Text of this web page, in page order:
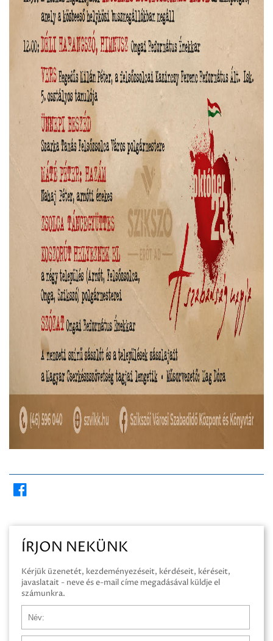
ÍRJON NEKÜNK
Kérjük üzenetét, kezdeményezéseit, kérdéseit, kéréseit,
javaslatait - neve és e-mail címe megadásával küldje el
számunkra.